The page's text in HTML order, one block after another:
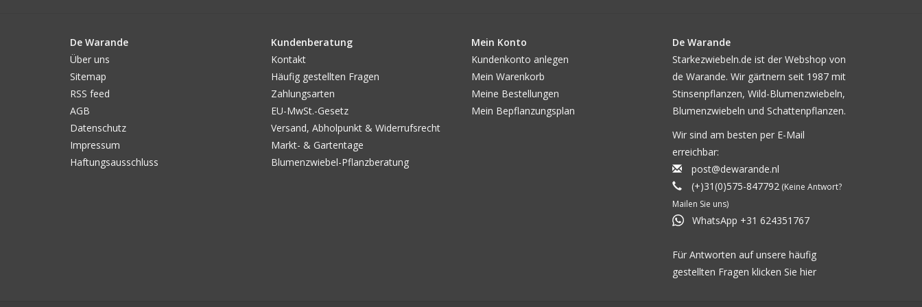
De Warande
Über uns
Sitemap
RSS feed
AGB
Datenschutz
Impressum
Haftungsausschluss
Kundenberatung
Kontakt
Häufig gestellten Fragen
Zahlungsarten
EU-MwSt.-Gesetz
Versand, Abholpunkt & Widerrufsrecht
Markt- & Gartentage
Blumenzwiebel-Pflanzberatung
Mein Konto
Kundenkonto anlegen
Mein Warenkorb
Meine Bestellungen
Mein Bepflanzungsplan
De Warande
Starkezwiebeln.de ist der Webshop von
de Warande. Wir gärtnern seit 1987 mit
Stinsenpflanzen, Wild-Blumenzwiebeln,
Blumenzwiebeln und Schattenpflanzen.
Wir sind am besten per E-Mail
erreichbar:
post@dewarande.nl
(+)31(0)575-847792(Keine Antwort?
Mailen Sie uns)
WhatsApp +31 624351767
Für Antworten auf unsere häufig
gestellten Fragen klicken Sie hier